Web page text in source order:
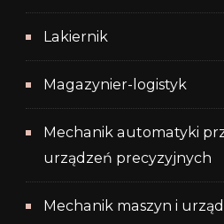
Lakiernik
Magazynier-logistyk
Mechanik automatyki
urządzeń precyzyjnych
Mechanik maszyn i